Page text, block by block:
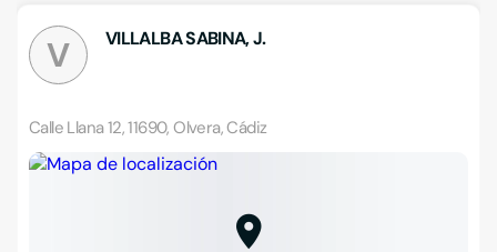
V VILLALBA SABINA, J.
Calle Llana 12, 11690, Olvera, Cádiz